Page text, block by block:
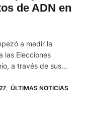
de ADN en
a medir la
las Elecciones
a través de sus
Noboa
para las alcaldías
, ÚLTIMAS NOTICIAS